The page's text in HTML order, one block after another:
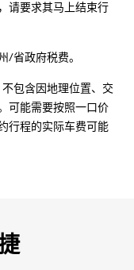
请要求其马上结束行
/省政府税费。
包含因地理位置、交
可能需要按照一口价
行程的实际车费可能